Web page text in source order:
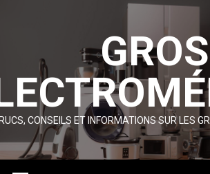
GROS
CONSEILS ET INFORMATIONS SUR LES